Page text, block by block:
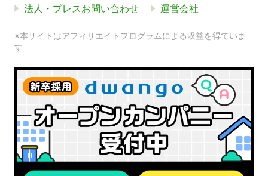
法人・プレスお問い合わせ 運営会社
※本サイトはアフィリエイトプログラムによる収益を得ていま
す